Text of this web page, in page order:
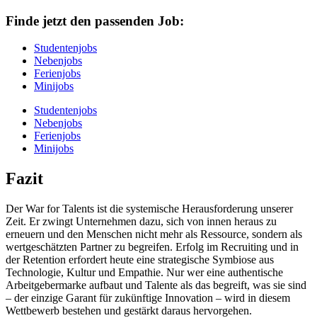
Finde jetzt den passenden Job:
Studentenjobs
Nebenjobs
Ferienjobs
Minijobs
Studentenjobs
Nebenjobs
Ferienjobs
Minijobs
Fazit
Der War for Talents ist die systemische Herausforderung unserer
Zeit. Er zwingt Unternehmen dazu, sich von innen heraus zu
erneuern und den Menschen nicht mehr als Ressource, sondern als
wertgeschätzten Partner zu begreifen. Erfolg im Recruiting und in
der Retention erfordert heute eine strategische Symbiose aus
Technologie, Kultur und Empathie. Nur wer eine authentische
Arbeitgebermarke aufbaut und Talente als das begreift, was sie sind
– der einzige Garant für zukünftige Innovation – wird in diesem
Wettbewerb bestehen und gestärkt daraus hervorgehen.